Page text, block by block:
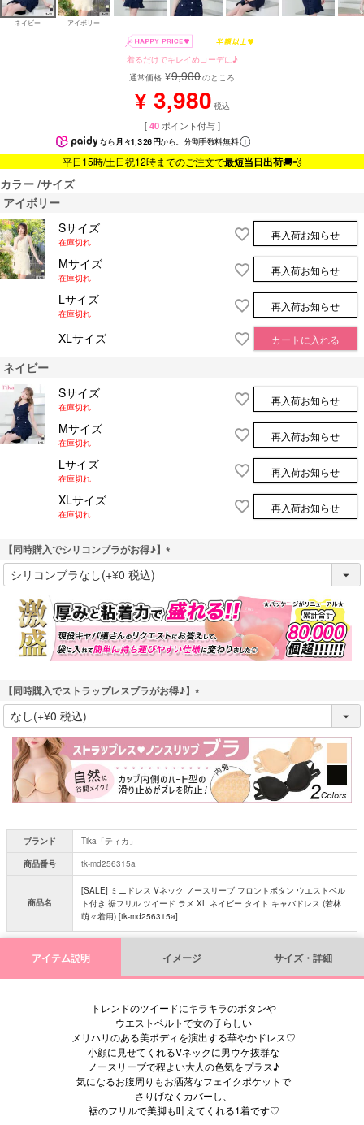
ネイビー アイボリー
着るだけでキレイめコーデに♪
通常価格 ¥9,900のところ
¥ 3,980 税込
[ 40 ポイント付与 ]
なら月々1,326円から。分割手数料無料
平日15時/土日祝12時までのご注文で最短当日出荷🚚💨
カラー サイズ
アイボリー
Sサイズ
在庫切れ
再入荷お知らせ
Mサイズ
在庫切れ
再入荷お知らせ
Lサイズ
在庫切れ
再入荷お知らせ
XLサイズ カートに入れる
ネイビー
Sサイズ
在庫切れ
再入荷お知らせ
Mサイズ
在庫切れ
再入荷お知らせ
Lサイズ
在庫切れ
再入荷お知らせ
XLサイズ
在庫切れ
再入荷お知らせ
【同時購入でシリコンブラがお得♪】
(
必
須
)
【同時購入でストラップレスブラがお得♪】
(
必
須
)
ブランド
Tika「ティカ」
商品番号
tk-md256315a
商品名
[SALE] ミニドレス Vネック ノースリーブ フロントボタン ウエストベル
ト付き 裾フリル ツイード ラメ XL ネイビー タイト キャバドレス (若林
萌々着用) [tk-md256315a]
アイテム説明 イメージ サイズ・詳細
トレンドのツイードにキラキラのボタンや
ウエストベルトで女の子らしい
メリハリのある美ボディを演出する華やかドレス♡
小顔に見せてくれるVネックに男ウケ抜群な
ノースリーブで程よい大人の色気をプラス♪
気になるお腹周りもお洒落なフェイクポケットで
さりげなくカバーし、
裾のフリルで美脚も叶えてくれる1着です♡